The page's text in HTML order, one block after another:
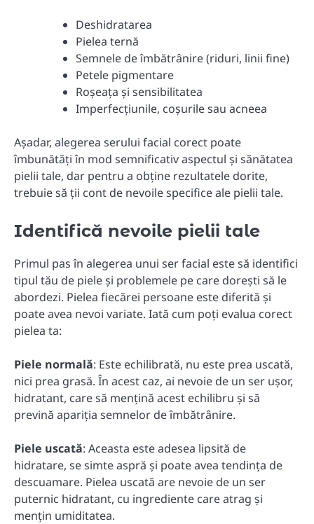
Deshidratarea
Pielea ternă
Semnele de îmbătrânire (riduri, linii fine)
Petele pigmentare
Roșeața și sensibilitatea
Imperfecțiunile, coșurile sau acneea
Așadar, alegerea serului facial corect poate
îmbunătăți în mod semnificativ aspectul și sănătatea
pielii tale, dar pentru a obține rezultatele dorite,
trebuie să ții cont de nevoile specifice ale pielii tale.
Identifică nevoile pielii tale
Primul pas în alegerea unui ser facial este să identifici
tipul tău de piele și problemele pe care dorești să le
abordezi. Pielea fiecărei persoane este diferită și
poate avea nevoi variate. Iată cum poți evalua corect
pielea ta:
Piele normală: Este echilibrată, nu este prea uscată,
nici prea grasă. În acest caz, ai nevoie de un ser ușor,
hidratant, care să mențină acest echilibru și să
prevină apariția semnelor de îmbătrânire.
Piele uscată: Aceasta este adesea lipsită de
hidratare, se simte aspră și poate avea tendința de
descuamare. Pielea uscată are nevoie de un ser
puternic hidratant, cu ingrediente care atrag și
mențin umiditatea.